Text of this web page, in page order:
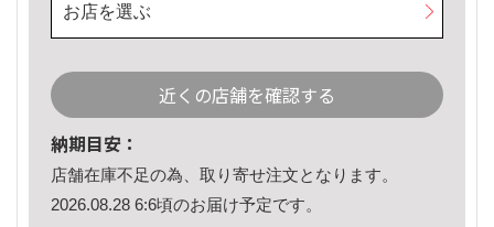
お店を選ぶ
近くの店舗を確認する
納期目安：
店舗在庫不足の為、取り寄せ注文となります。
2026.08.28 6:6頃のお届け予定です。